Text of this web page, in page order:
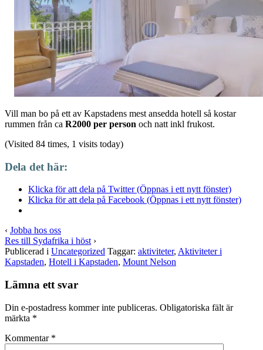
Vill man bo på ett av Kapstadens mest ansedda hotell så kostar
rummen från ca R2000 per person och natt inkl frukost.
(Visited 84 times, 1 visits today)
Dela det här:
Klicka för att dela på Twitter (Öppnas i ett nytt fönster)
Klicka för att dela på Facebook (Öppnas i ett nytt fönster)
‹ Jobba hos oss
Res till Sydafrika i höst ›
Publicerad i Uncategorized Taggar: aktiviteter, Aktiviteter i
Kapstaden, Hotell i Kapstaden, Mount Nelson
Lämna ett svar
Din e-postadress kommer inte publiceras. Obligatoriska fält är
märkta *
Kommentar *